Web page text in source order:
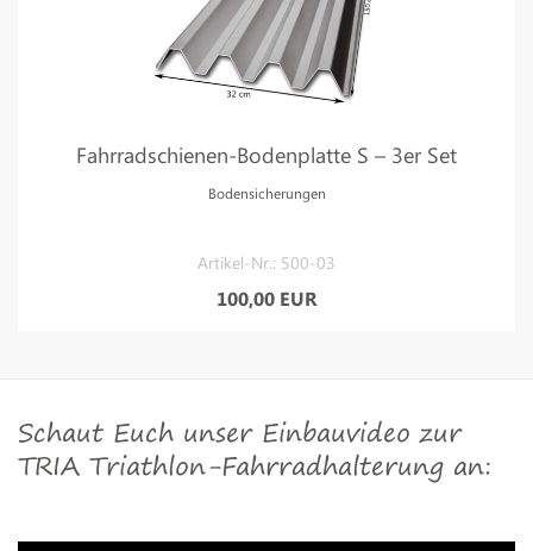
Fahrradschienen-Bodenplatte S – 3er Set
Bodensicherungen
Artikel-Nr.: 500-03
100,00 EUR
Schaut Euch unser Einbauvideo zur
TRIA Triathlon-Fahrradhalterung an: